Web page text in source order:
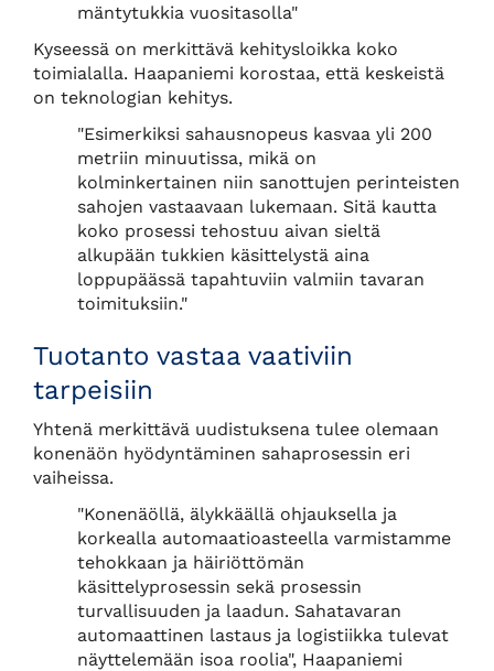
mäntytukkia vuositasolla"
Kyseessä on merkittävä kehitysloikka koko
toimialalla. Haapaniemi korostaa, että keskeistä
on teknologian kehitys.
"Esimerkiksi sahausnopeus kasvaa yli 200
metriin minuutissa, mikä on
kolminkertainen niin sanottujen perinteisten
sahojen vastaavaan lukemaan. Sitä kautta
koko prosessi tehostuu aivan sieltä
alkupään tukkien käsittelystä aina
loppupäässä tapahtuviin valmiin tavaran
toimituksiin."
Tuotanto vastaa vaativiin
tarpeisiin
Yhtenä merkittävä uudistuksena tulee olemaan
konenäön hyödyntäminen sahaprosessin eri
vaiheissa.
"Konenäöllä, älykkäällä ohjauksella ja
korkealla automaatioasteella varmistamme
tehokkaan ja häiriöttömän
käsittelyprosessin sekä prosessin
turvallisuuden ja laadun. Sahatavaran
automaattinen lastaus ja logistiikka tulevat
näyttelemään isoa roolia", Haapaniemi